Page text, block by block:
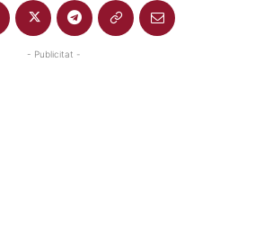
- Publicitat -